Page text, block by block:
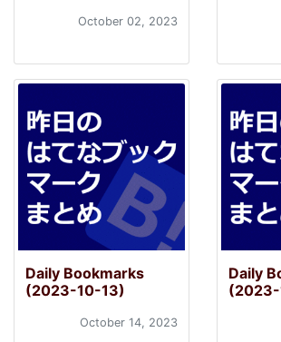
October 02, 2023
Daily Bookmarks
(2023-10-13)
October 14, 2023
Daily